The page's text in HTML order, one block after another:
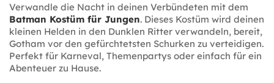
Verwandle die Nacht in deinen Verbündeten mit dem
Batman Kostüm für Jungen. Dieses Kostüm wird deinen
kleinen Helden in den Dunklen Ritter verwandeln, bereit,
Gotham vor den gefürchtetsten Schurken zu verteidigen.
Perfekt für Karneval, Themenpartys oder einfach für ein
Abenteuer zu Hause.